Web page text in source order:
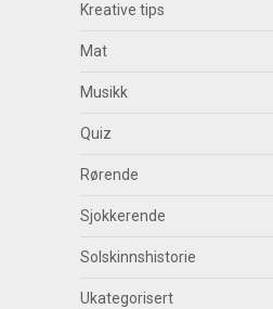
Kreative tips
Mat
Musikk
Quiz
Rørende
Sjokkerende
Solskinnshistorie
Ukategorisert